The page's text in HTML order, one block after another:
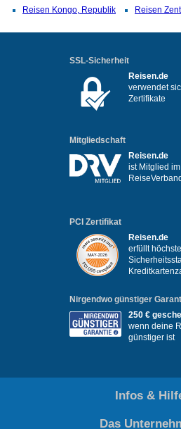
Reisen Kongo, Republik
Reisen
SSL-Sicherheit
Reisen.de
verwendet
Zertifikate
Mitgliedschaft
Reisen.de
ist Mitglied
PCI Zertifikat
Reisen.de
erfüllt höchste
Nirgendwo günstiger
250 €
wenn deine
günstiger ist
Infos &
Das